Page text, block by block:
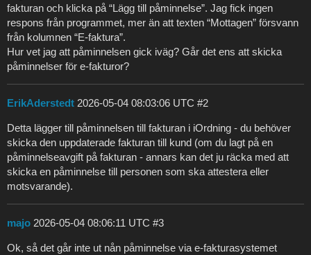
fakturan och klicka på “Lägg till påminnelse”. Jag fick ingen
respons från programmet, mer än att texten “Mottagen” försvann
från kolumnen “E-faktura”.
Hur vet jag att påminnelsen gick iväg? Går det ens att skicka
påminnelser för e-fakturor?
ErikAderstedt 2026-05-04 08:03:06 UTC #2
Detta lägger till påminnelsen till fakturan i iOrdning - du behöver
skicka den uppdaterade fakturan till kund (om du lagt på en
påminnelseavgift på fakturan - annars kan det ju räcka med att
skicka en påminnelse till personen som ska attestera eller
motsvarande).
majo 2026-05-04 08:06:11 UTC #3
Ok, så det går inte ut nån påminnelse via e-fakturasystemet